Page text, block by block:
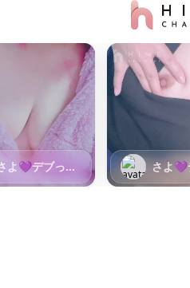
さよ💜
倶
よ💜デブっ娘
倶楽部